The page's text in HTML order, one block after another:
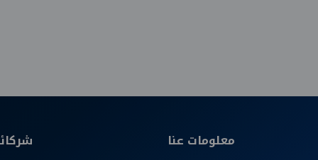
معلومات عنا